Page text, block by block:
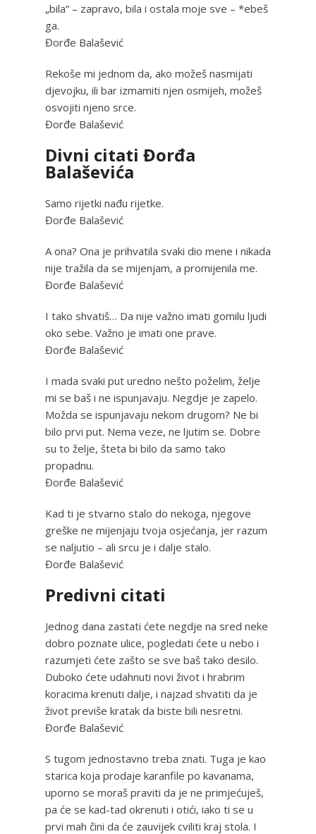
„bila“ – zapravo, bila i ostala moje sve – *ebeš
ga.
Đorđe Balašević
Rekoše mi jednom da, ako možeš nasmijati
djevojku, ili bar izmamiti njen osmijeh, možeš
osvojiti njeno srce.
Đorđe Balašević
Divni citati Đorđa
Balaševića
Samo rijetki nađu rijetke.
Đorđe Balašević
A ona? Ona je prihvatila svaki dio mene i nikada
nije tražila da se mijenjam, a promijenila me.
Đorđe Balašević
I tako shvatiš… Da nije važno imati gomilu ljudi
oko sebe. Važno je imati one prave.
Đorđe Balašević
I mada svaki put uredno nešto poželim, želje
mi se baš i ne ispunjavaju. Negdje je zapelo.
Možda se ispunjavaju nekom drugom? Ne bi
bilo prvi put. Nema veze, ne ljutim se. Dobre
su to želje, šteta bi bilo da samo tako
propadnu.
Đorđe Balašević
‎Kad ti je stvarno stalo do nekoga, njegove
greške ne mijenjaju tvoja osjećanja, jer razum
se naljutio – ali srcu je i dalje stalo.
Đorđe Balašević
Predivni citati
Jednog dana zastati ćete negdje na sred neke
dobro poznate ulice, pogledati ćete u nebo i
razumjeti ćete zašto se sve baš tako desilo.
Duboko ćete udahnuti novi život i hrabrim
koracima krenuti dalje, i najzad shvatiti da je
život previše kratak da biste bili nesretni.
Đorđe Balašević
S tugom jednostavno treba znati. Tuga je kao
starica koja prodaje karanfile po kavanama,
uporno se moraš praviti da je ne primjećuješ,
pa će se kad-tad okrenuti i otići, iako ti se u
prvi mah čini da će zauvijek cviliti kraj stola. I